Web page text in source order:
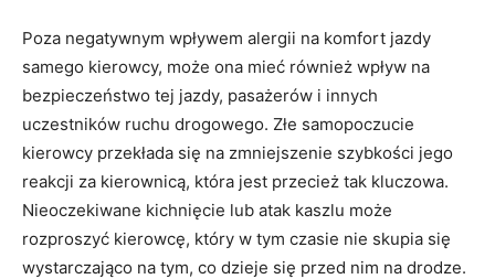
Poza negatywnym wpływem alergii na komfort jazdy
samego kierowcy, może ona mieć również wpływ na
bezpieczeństwo tej jazdy, pasażerów i innych
uczestników ruchu drogowego. Złe samopoczucie
kierowcy przekłada się na zmniejszenie szybkości jego
reakcji za kierownicą, która jest przecież tak kluczowa.
Nieoczekiwane kichnięcie lub atak kaszlu może
rozproszyć kierowcę, który w tym czasie nie skupia się
wystarczająco na tym, co dzieje się przed nim na drodze.